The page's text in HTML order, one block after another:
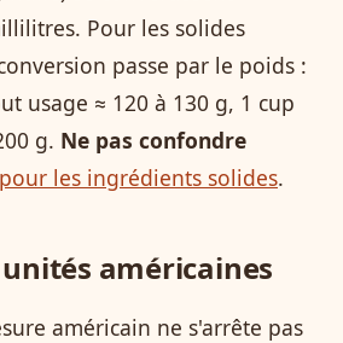
Pour les solides
passe par le poids :
usage ≈ 120 à 130 g, 1 cup
g. Ne pas confondre
les ingrédients solides.
américaines
américain ne s'arrête pas